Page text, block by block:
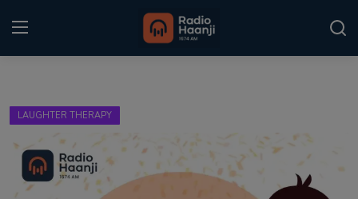
Punjabi Podcast
LAUGHTER THERAPY